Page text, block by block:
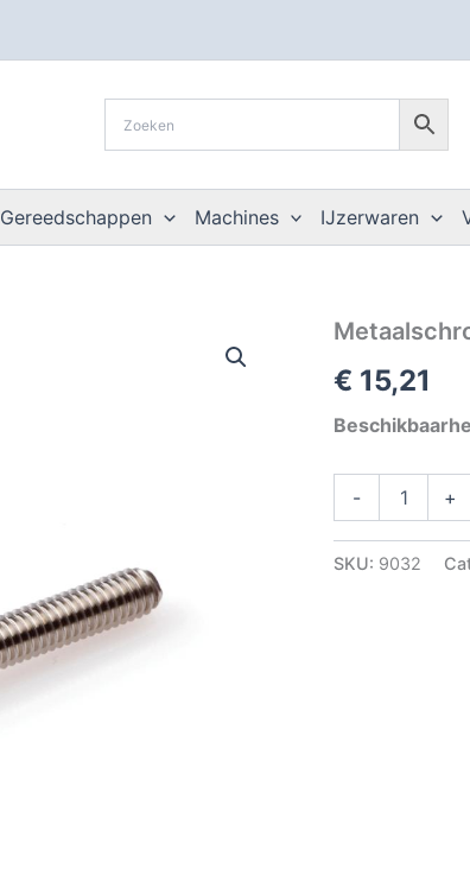
Gereedschappen Machines IJzerwaren
€ 15,21
-
Metaalschroef
A2
platkop
zaagsnede
(200st)
aantal
+
SKU: 9032